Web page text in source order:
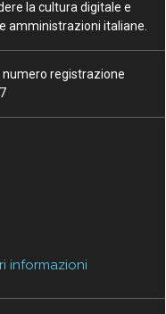
la cultura digitale e
amministrazioni italiane.
numero registrazione
informazioni